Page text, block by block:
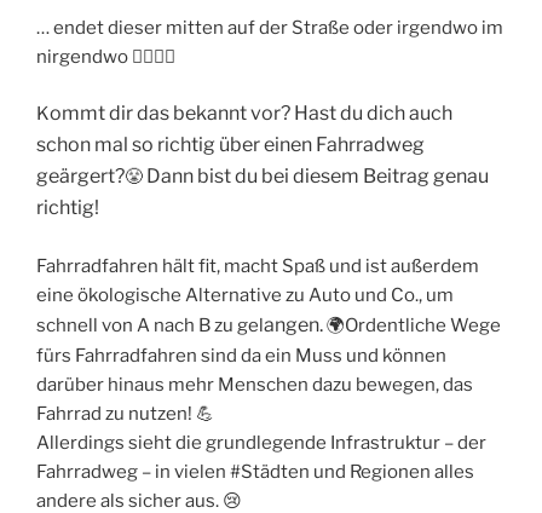
… endet dieser mitten auf der Straße oder irgendwo im
nirgendwo 🤷‍♀️🤷‍♂️
Kommt dir das bekannt vor? Hast du dich auch
schon mal so richtig über einen Fahrradweg
geärgert?😤 Dann bist du bei diesem Beitrag genau
richtig!
Fahrradfahren hält fit, macht Spaß und ist außerdem
eine ökologische Alternative zu Auto und Co., um
schnell von A nach B zu gelangen.🌍Ordentliche Wege
fürs Fahrradfahren sind da ein Muss und können
darüber hinaus mehr Menschen dazu bewegen, das
Fahrrad zu nutzen! 💪
Allerdings sieht die grundlegende Infrastruktur – der
Fahrradweg – in vielen #Städten und Regionen alles
andere als sicher aus. 😢